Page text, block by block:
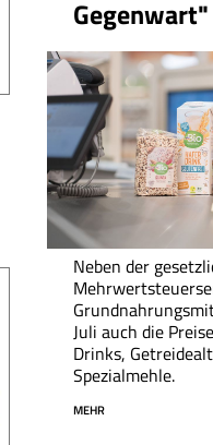
Gegenwart"
Neben der
Juli auch die
Drinks,
Spezialmehle.
MEHR